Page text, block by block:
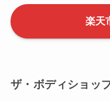
楽天
ザ・ボディショッ